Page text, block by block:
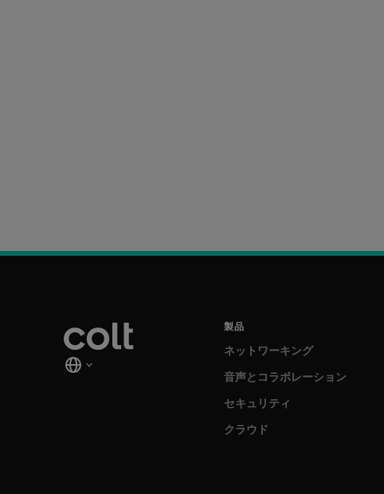
製品
ネットワーキング
音声とコラボレーション
セキュリティ
クラウド